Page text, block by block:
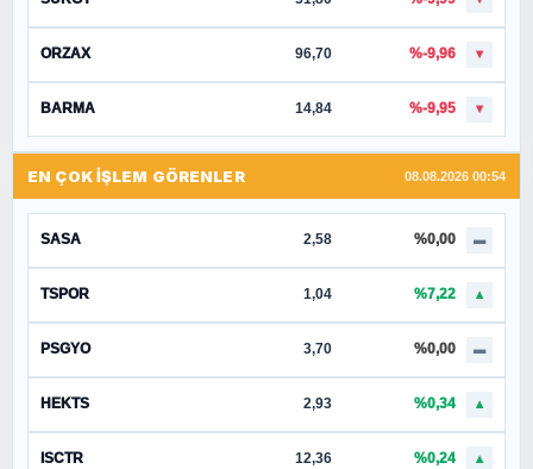
ORZAX 96,70 %-9,96 ▼
BARMA 14,84 %-9,95 ▼
EN ÇOK İŞLEM GÖRENLER 08.08.2026 00:54
SASA 2,58 %0,00 ▬
TSPOR 1,04 %7,22 ▲
PSGYO 3,70 %0,00 ▬
HEKTS 2,93 %0,34 ▲
ISCTR 12,36 %0,24 ▲